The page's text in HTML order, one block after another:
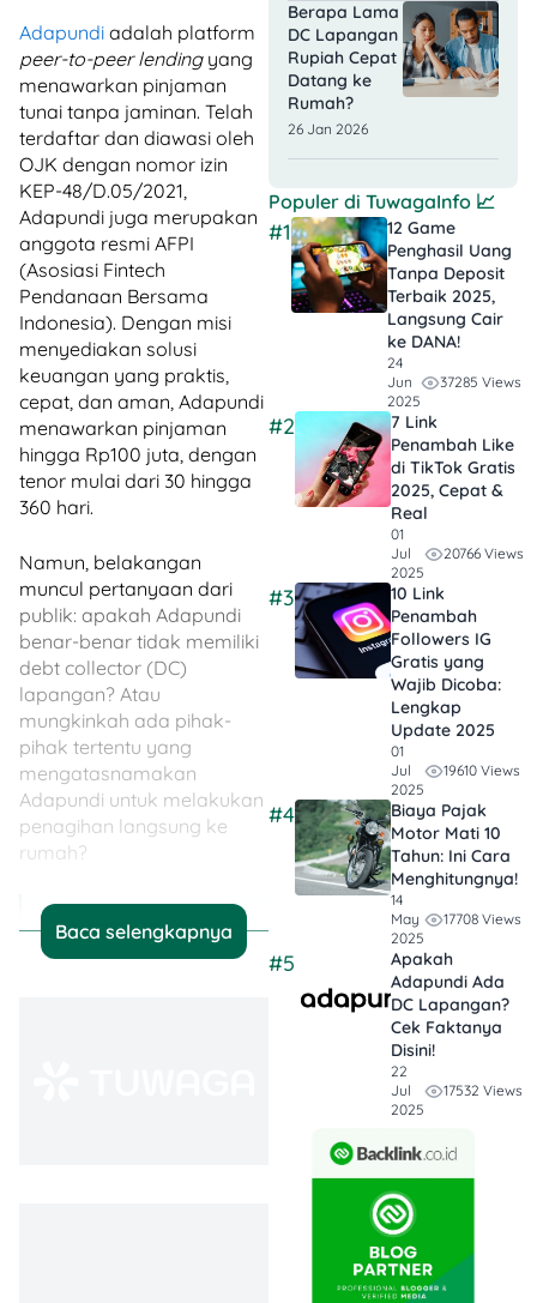
Adapundi adalah platform
peer-to-peer lendingyang
menawarkan pinjaman
tunai tanpa jaminan. Telah
terdaftar dan diawasi oleh
OJK dengan nomor izin
KEP-48/D.05/2021,
Adapundi juga merupakan
anggota resmi AFPI
(Asosiasi Fintech
Pendanaan Bersama
Indonesia). Dengan misi
menyediakan solusi
keuangan yang praktis,
cepat, dan aman, Adapundi
menawarkan pinjaman
hingga Rp100 juta, dengan
tenor mulai dari 30 hingga
360 hari.
Namun, belakangan
muncul pertanyaan dari
publik: apakah Adapundi
benar-benar tidak memiliki
debt collector (DC)
lapangan? Atau
mungkinkah ada pihak-
pihak tertentu yang
mengatasnamakan
Adapundi untuk melakukan
penagihan langsung ke
rumah?
💡 Jadi Poinnya…
Baca selengkapnya
Berapa Lama
DC Lapangan
Rupiah Cepat
Datang ke
Rumah?
26 Jan 2026
Populer di TuwagaInfo 📈
#1
12 Game
Penghasil Uang
Tanpa Deposit
Terbaik 2025,
Langsung Cair
ke DANA!
24
Jun
2025
37285 Views
#2
7 Link
Penambah Like
di TikTok Gratis
2025, Cepat &
Real
01
Jul
2025
20766 Views
#3
10 Link
Penambah
Followers IG
Gratis yang
Wajib Dicoba:
Lengkap
Update 2025
01
Jul
2025
19610 Views
#4
Biaya Pajak
Motor Mati 10
Tahun: Ini Cara
Menghitungnya!
14
May
2025
17708 Views
#5
Apakah
Adapundi Ada
DC Lapangan?
Cek Faktanya
Disini!
22
Jul
2025
17532 Views